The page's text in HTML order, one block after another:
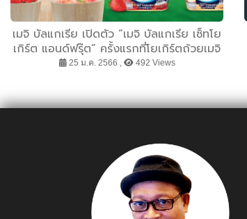
เมจิ บัลแกเรีย เปิดตัว “เมจิ บัลแกเรีย เซ็ทโย
เกิร์ต แอนด์ฟรุ๊ต” ครั้งแรกที่โยเกิร์ตถ้วยเมจิ
บัลแกเรีย มาพร้อมกับรสผลไม้แบบเลเยอร์ 2
25 ม.ค. 2566 , 492 Views